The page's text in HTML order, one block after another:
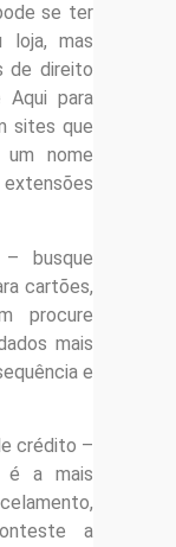
se ter
loja, mas
de direito
Aqui para
sites que
nome
busque
cartões,
procure
mais
e
crédito –
é a mais
a